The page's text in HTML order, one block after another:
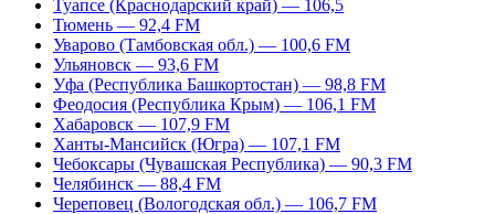
Туапсе (Краснодарский край) — 106,5
Тюмень — 92,4 FM
Уварово (Тамбовская обл.) — 100,6 FM
Ульяновск — 93,6 FM
Уфа (Республика Башкортостан) — 98,8 FM
Феодосия (Республика Крым) — 106,1 FM
Хабаровск — 107,9 FM
Ханты-Мансийск (Югра) — 107,1 FM
Чебоксары (Чувашская Республика) — 90,3 FM
Челябинск — 88,4 FM
Череповец (Вологодская обл.) — 106,7 FM